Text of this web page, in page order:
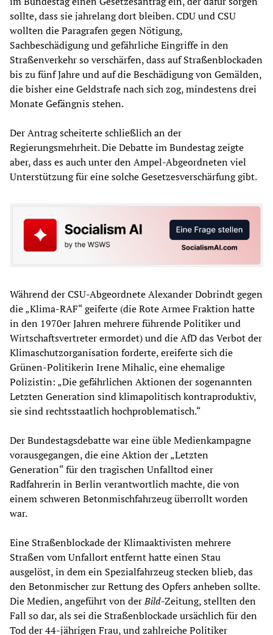
sollte, dass sie jahrelang dort bleiben. CDU und CSU
wollten die Paragrafen gegen Nötigung,
Sachbeschädigung und gefährliche Eingriffe in den
Straßenverkehr so verschärfen, dass auf Straßenblockaden
bis zu fünf Jahre und auf die Beschädigung von Gemälden,
die bisher eine Geldstrafe nach sich zog, mindestens drei
Monate Gefängnis stehen.
Der Antrag scheiterte schließlich an der
Regierungsmehrheit. Die Debatte im Bundestag zeigte
aber, dass es auch unter den Ampel-Abgeordneten viel
Unterstützung für eine solche Gesetzesverschärfung gibt.
Während der CSU-Abgeordnete Alexander Dobrindt gegen
die „Klima-RAF“ geiferte (die Rote Armee Fraktion hatte
in den 1970er Jahren mehrere führende Politiker und
Wirtschaftsvertreter ermordet) und die AfD das Verbot der
Klimaschutzorganisation forderte, ereiferte sich die
Grünen-Politikerin Irene Mihalic, eine ehemalige
Polizistin: „Die gefährlichen Aktionen der sogenannten
Letzten Generation sind klimapolitisch kontraproduktiv,
sie sind rechtsstaatlich hochproblematisch.“
Der Bundestagsdebatte war eine üble Medienkampagne
vorausgegangen, die eine Aktion der „Letzten
Generation“ für den tragischen Unfalltod einer
Radfahrerin in Berlin verantwortlich machte, die von
einem schweren Betonmischfahrzeug überrollt worden
war.
Eine Straßenblockade der Klimaaktivisten mehrere
Straßen vom Unfallort entfernt hatte einen Stau
ausgelöst, in dem ein Spezialfahrzeug stecken blieb, das
den Betonmischer zur Rettung des Opfers anheben sollte.
Die Medien, angeführt von derBild-Zeitung, stellten den
Fall so dar, als sei die Straßenblockade ursächlich für den
Tod der 44-jährigen Frau, und zahlreiche Politiker